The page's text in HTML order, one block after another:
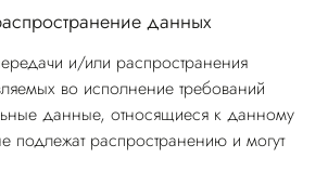
данных
и/или распространения
во исполнение требований
данные, относящиеся к данному
подлежат распространению и могут